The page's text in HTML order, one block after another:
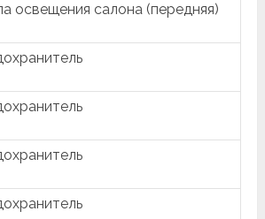
освещения салона (передняя)